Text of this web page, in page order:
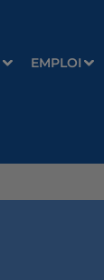
EMPLOI